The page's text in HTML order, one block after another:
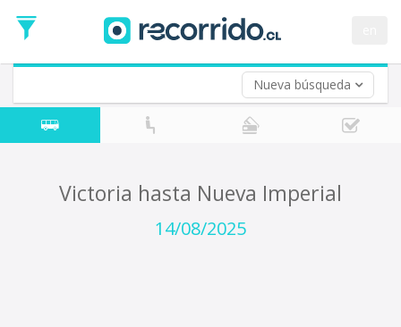
Nueva búsqueda
de
Ida
Vuelta (opcional)
Fecha
de
Victoria hasta Nueva Imperial
14/08/2025